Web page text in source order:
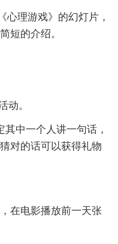
理游戏》的幻灯片，
短的介绍。
。
中一个人讲一句话，
对的话可以获得礼物
电影播放前一天张